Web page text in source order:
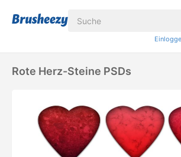
Rote Herz-Steine ​​PSDs